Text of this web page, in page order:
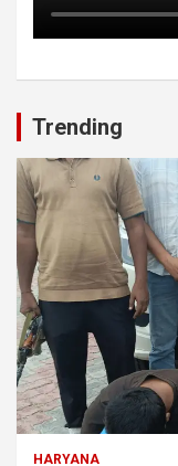
Trending
HARYANA